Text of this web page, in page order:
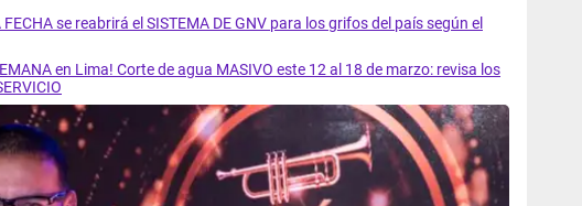
FECHA se reabrirá el SISTEMA DE GNV para los grifos del país según el
en Lima! Corte de agua MASIVO este 12 al 18 de marzo: revisa los